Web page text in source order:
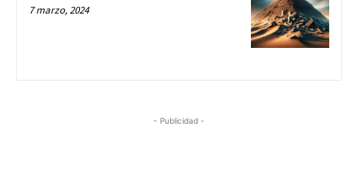
7 marzo, 2024
- Publicidad -